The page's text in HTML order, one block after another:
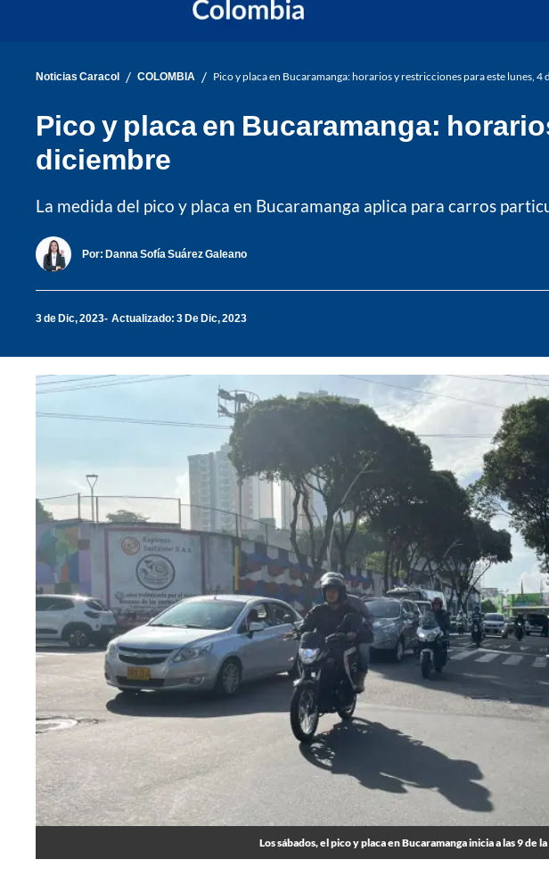
Noticias Caracol / COLOMBIA / Pico y placa en Bucaramanga: horarios y restricciones para este lunes, 4
Pico y placa en Bucaramanga:
diciembre
La medida del pico y placa en Bucaramanga aplica para carros
Por: Danna Sofía Suárez Galeano
3 de Dic, 2023 Actualizado: 3 De Dic, 2023
Los sábados, el pico y placa en Bucaramanga inicia a las 9 de